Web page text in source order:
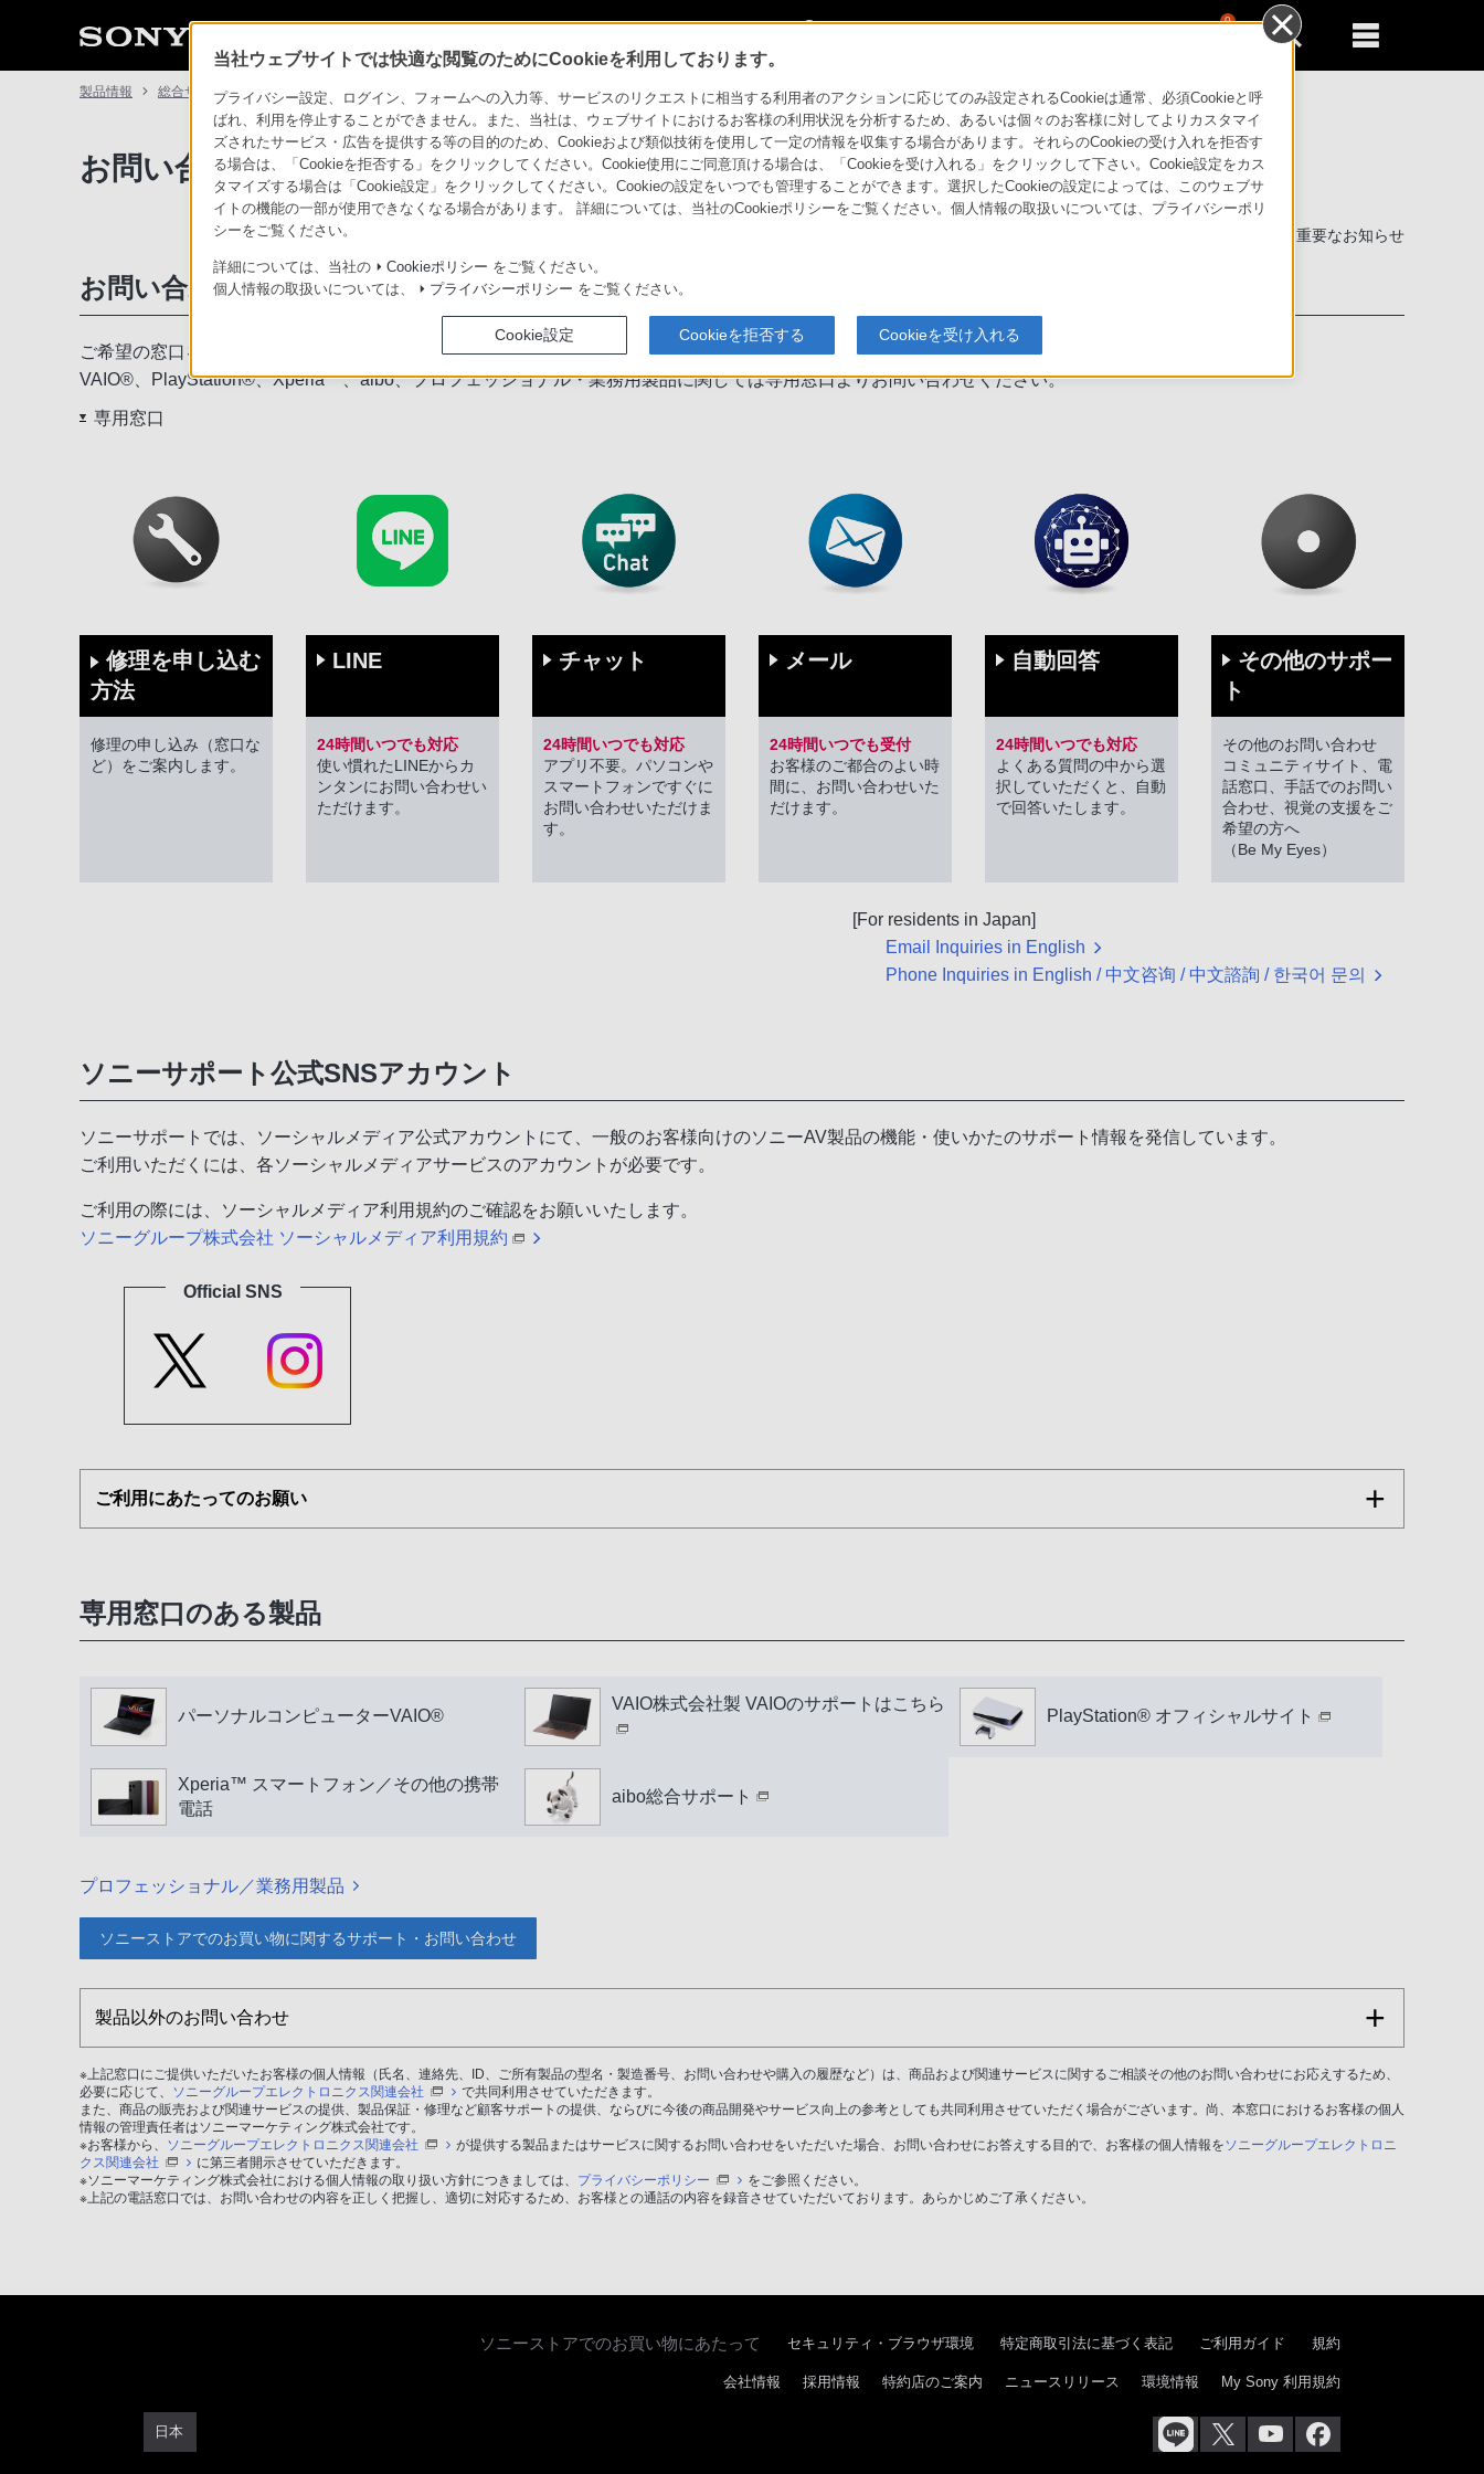
0
製品情報 総合サポート・お問い合わせ お問い合わせ
お問い合わせ
製品に関する重要なお知らせ
お問い合わせ窓口
ご希望の窓口をお選びいただき、お気軽にお問い合わせください。
VAIO®、PlayStation®、Xperia™、aibo、プロフェッショナル・業務用製品に関しては専用窓口よりお問い合わせください。
専用窓口
修理を申し込む
方法
修理の申し込み（窓口な
ど）をご案内します。
LINE
24時間いつでも対応
使い慣れたLINEからカ
ンタンにお問い合わせい
ただけます。
チャット
24時間いつでも対応
アプリ不要。パソコンや
スマートフォンですぐに
お問い合わせいただけま
す。
メール
24時間いつでも受付
お客様のご都合のよい時
間に、お問い合わせいた
だけます。
自動回答
24時間いつでも対応
よくある質問の中から選
択していただくと、自動
で回答いたします。
その他のサポー
ト
その他のお問い合わせ
コミュニティサイト、電
話窓口、手話でのお問い
合わせ、視覚の支援をご
希望の方へ
（Be My Eyes）
[For residents in Japan]
Email Inquiries in English
Phone Inquiries in English / 中文咨询 / 中文諮詢 / 한국어 문의
ソニーサポート公式SNSアカウント
ソニーサポートでは、ソーシャルメディア公式アカウントにて、一般のお客様向けのソニーAV製品の機能・使いかたのサポート情報を発信しています。
ご利用いただくには、各ソーシャルメディアサービスのアカウントが必要です。
ご利用の際には、ソーシャルメディア利用規約のご確認をお願いいたします。
ソニーグループ株式会社 ソーシャルメディア利用規約
Official SNS
ご利用にあたってのお願い
専用窓口のある製品
パーソナルコンピューターVAIO®
VAIO株式会社製 VAIOのサポートはこちら
PlayStation® オフィシャルサイト
Xperia™ スマートフォン／その他の携帯
電話
aibo総合サポート
プロフェッショナル／業務用製品
ソニーストアでのお買い物に関するサポート・お問い合わせ
製品以外のお問い合わせ
※上記窓口にご提供いただいたお客様の個人情報（氏名、連絡先、ID、ご所有製品の型名・製造番号、お問い合わせや購入の履歴など）は、商品および関連サービスに関するご相談その他のお問い合わせにお応えするため、
必要に応じて、 ソニーグループエレクトロニクス関連会社
で共同利用させていただきます。
また、商品の販売および関連サービスの提供、製品保証・修理など顧客サポートの提供、ならびに今後の商品開発やサービス向上の参考としても共同利用させていただく場合がございます。尚、本窓口におけるお客様の個人
情報の管理責任者はソニーマーケティング株式会社です。
※お客様から、 ソニーグループエレクトロニクス関連会社 が提供する製品またはサービスに関するお問い合わせをいただいた場合、お問い合わせにお答えする目的で、お客様の個人情報をソニーグループエレクトロニ
クス関連会社
に第三者開示させていただきます。
※ソニーマーケティング株式会社における個人情報の取り扱い方針につきましては、 プライバシーポリシー
をご参照ください。
※上記の電話窓口では、お問い合わせの内容を正しく把握し、適切に対応するため、お客様との通話の内容を録音させていただいております。あらかじめご了承ください。
ソニーストアでのお買い物にあたって セキュリティ・ブラウザ環境 特定商取引法に基づく表記 ご利用ガイド 規約
日本
会社情報 採用情報 特約店のご案内 ニュースリリース 環境情報 My Sony 利用規約
当社ウェブサイトでは快適な閲覧のためにCookieを利用しております。
プライバシー設定、ログイン、フォームへの入力等、サービスのリクエストに相当する利用者のアクションに応じてのみ設定されるCookieは通常、必須Cookieと呼
ばれ、利用を停止することができません。また、当社は、ウェブサイトにおけるお客様の利用状況を分析するため、あるいは個々のお客様に対してよりカスタマイ
ズされたサービス・広告を提供する等の目的のため、Cookieおよび類似技術を使用して一定の情報を収集する場合があります。それらのCookieの受け入れを拒否す
る場合は、「Cookieを拒否する」をクリックしてください。Cookie使用にご同意頂ける場合は、「Cookieを受け入れる」をクリックして下さい。Cookie設定をカス
タマイズする場合は「Cookie設定」をクリックしてください。Cookieの設定をいつでも管理することができます。選択したCookieの設定によっては、このウェブサ
イトの機能の一部が使用できなくなる場合があります。 詳細については、当社のCookieポリシーをご覧ください。個人情報の取扱いについては、プライバシーポリ
シーをご覧ください。
詳細については、当社の Cookieポリシー をご覧ください。
個人情報の取扱いについては、
プライバシーポリシー をご覧ください。
Cookie設定 Cookieを拒否する Cookieを受け入れる